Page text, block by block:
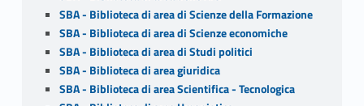
SBA - Biblioteca di area di Scienze della Formazione
SBA - Biblioteca di area di Scienze economiche
SBA - Biblioteca di area di Studi politici
SBA - Biblioteca di area giuridica
SBA - Biblioteca di area Scientifica - Tecnologica